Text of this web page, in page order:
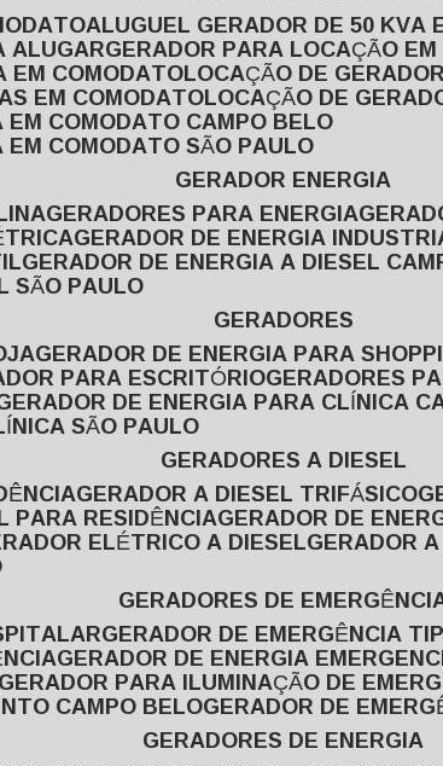
ALUGUEL GERADOR DE 50 KVA
ALUGAR GERADOR PARA LOCAÇÃO
EM COMODATO LOCAÇÃO DE
EM COMODATO LOCAÇÃO DE
EM COMODATO CAMPO BELO
EM COMODATO SÃO PAULO
GERADOR ENERGIA
GERADORES PARA ENERGIA
GERADOR DE ENERGIA
GERADOR DE ENERGIA A DIESEL
SÃO PAULO
GERADORES
GERADOR DE ENERGIA PARA
PARA ESCRITÓRIO GERADORES
GERADOR DE ENERGIA PARA CLÍNICA
SÃO PAULO
GERADORES A DIESEL
GERADOR A DIESEL TRIFÁSICO
PARA RESIDÊNCIA GERADOR DE
ELÉTRICO A DIESEL GERADOR
GERADORES DE
GERADOR DE EMERGÊNCIA
GERADOR DE ENERGIA
GERADOR PARA ILUMINAÇÃO DE
CAMPO BELO GERADOR DE
GERADORES DE ENERGIA